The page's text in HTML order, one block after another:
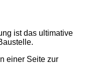
ist das ultimative
einer Seite zur